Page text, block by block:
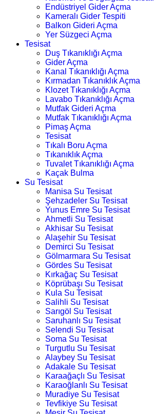
Endüstriyel Gider Açma
Kameralı Gider Tespiti
Balkon Gideri Açma
Yer Süzgeci Açma
Tesisat
Duş Tıkanıklığı Açma
Gider Açma
Kanal Tıkanıklığı Açma
Kırmadan Tıkanıklık Açma
Klozet Tıkanıklığı Açma
Lavabo Tıkanıklığı Açma
Mutfak Gideri Açma
Mutfak Tıkanıklığı Açma
Pimaş Açma
Tesisat
Tıkalı Boru Açma
Tıkanıklık Açma
Tuvalet Tıkanıklığı Açma
Kaçak Bulma
Su Tesisat
Manisa Su Tesisat
Şehzadeler Su Tesisat
Yunus Emre Su Tesisat
Ahmetli Su Tesisat
Akhisar Su Tesisat
Alaşehir Su Tesisat
Demirci Su Tesisat
Gölmarmara Su Tesisat
Gördes Su Tesisat
Kırkağaç Su Tesisat
Köprübaşı Su Tesisat
Kula Su Tesisat
Salihli Su Tesisat
Sarıgöl Su Tesisat
Saruhanlı Su Tesisat
Selendi Su Tesisat
Soma Su Tesisat
Turgutlu Su Tesisat
Alaybey Su Tesisat
Adakale Su Tesisat
Karaağaçlı Su Tesisat
Karaoğlanlı Su Tesisat
Muradiye Su Tesisat
Tevfikiye Su Tesisat